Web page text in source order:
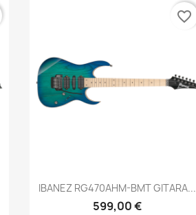
Brzi pregled
IBANEZ RG470AHM-BMT GITARA...
599,00 €
favorite_border